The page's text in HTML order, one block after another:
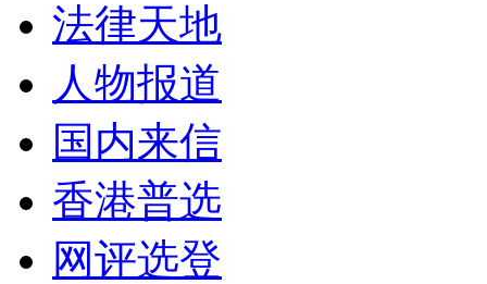
法律天地
人物报道
国内来信
香港普选
网评选登